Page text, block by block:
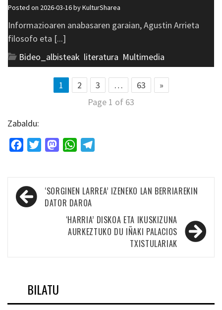
Posted on 2026-03-16 byKulturSharea
Informazioaren anabasaren garaian, Agustin Arrieta
filosofo eta [...]
Bideo_albisteak literatura Multimedia
1 2 3 … 63
»
Page 1 of 63
Zabaldu:
FacebookTwitterMastodonWhatsApp
Bidalketetan
zehar
‘SORGINEN LARREA’ IZENEKO LAN BERRIAREKIN
DATOR DAROA
‘HARRIA’ DISKOA ETA IKUSKIZUNA
AURKEZTUKO DU IÑAKI PALACIOS
TXISTULARIAK
BILATU